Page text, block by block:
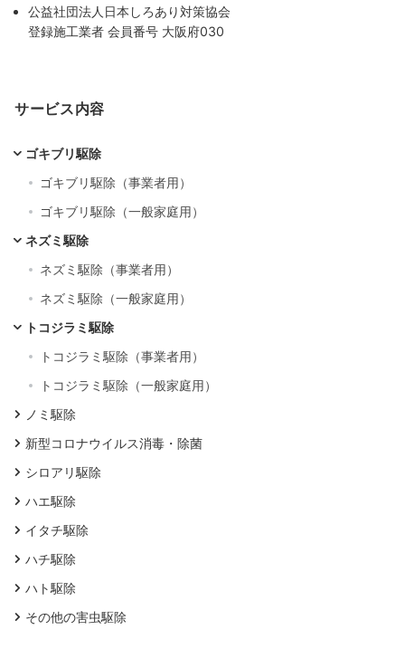
公益社団法人日本しろあり対策協会
登録施工業者 会員番号 大阪府030
サービス内容
ゴキブリ駆除
ゴキブリ駆除（事業者用）
ゴキブリ駆除（一般家庭用）
ネズミ駆除
ネズミ駆除（事業者用）
ネズミ駆除（一般家庭用）
トコジラミ駆除
トコジラミ駆除（事業者用）
トコジラミ駆除（一般家庭用）
ノミ駆除
新型コロナウイルス消毒・除菌
シロアリ駆除
ハエ駆除
イタチ駆除
ハチ駆除
ハト駆除
その他の害虫駆除